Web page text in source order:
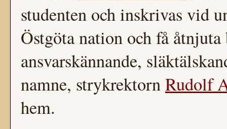
studenten och inskrivas vid
Östgöta nation och få
ansvarskännande,
namne, strykrektornRudolf
hem.